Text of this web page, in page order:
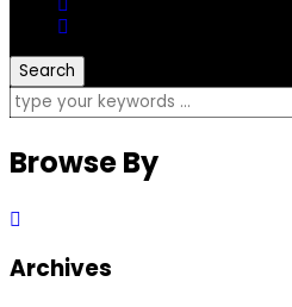
Browse By
Archives